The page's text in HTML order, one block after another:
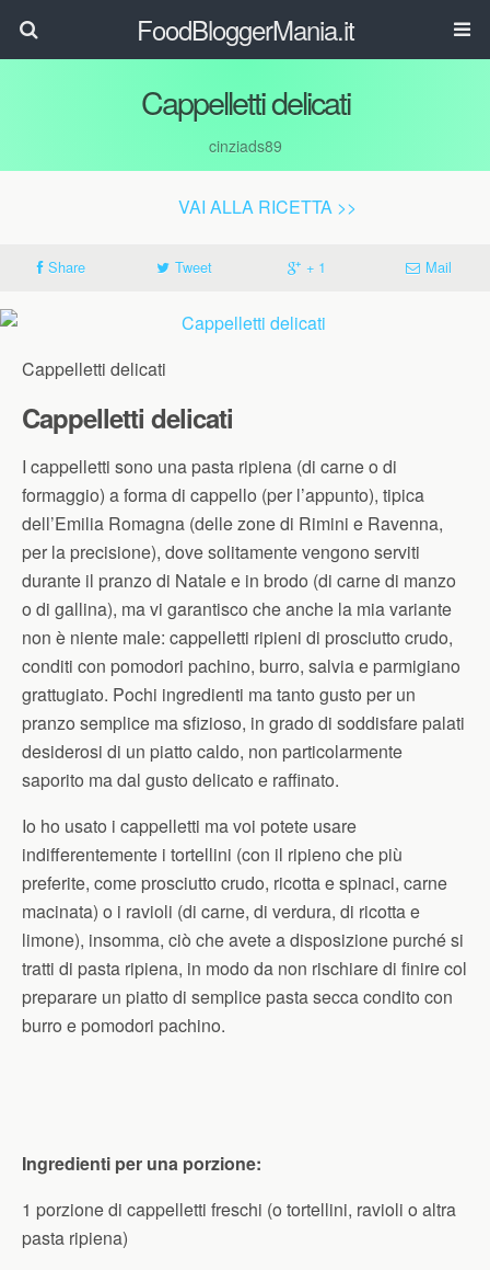
FoodBloggerMania.it
Cappelletti delicati
cinziads89
VAI ALLA RICETTA >>
Share Tweet + 1 Mail
Cappelletti delicati
Cappelletti delicati
I cappelletti sono una pasta ripiena (di carne o di
formaggio) a forma di cappello (per l’appunto), tipica
dell’Emilia Romagna (delle zone di Rimini e Ravenna,
per la precisione), dove solitamente vengono serviti
durante il pranzo di Natale e in brodo (di carne di manzo
o di gallina), ma vi garantisco che anche la mia variante
non è niente male: cappelletti ripieni di prosciutto crudo,
conditi con pomodori pachino, burro, salvia e parmigiano
grattugiato. Pochi ingredienti ma tanto gusto per un
pranzo semplice ma sfizioso, in grado di soddisfare palati
desiderosi di un piatto caldo, non particolarmente
saporito ma dal gusto delicato e raffinato.
Io ho usato i cappelletti ma voi potete usare
indifferentemente i tortellini (con il ripieno che più
preferite, come prosciutto crudo, ricotta e spinaci, carne
macinata) o i ravioli (di carne, di verdura, di ricotta e
limone), insomma, ciò che avete a disposizione purché si
tratti di pasta ripiena, in modo da non rischiare di finire col
preparare un piatto di semplice pasta secca condito con
burro e pomodori pachino.
Ingredienti per una porzione:
1 porzione di cappelletti freschi (o tortellini, ravioli o altra
pasta ripiena)